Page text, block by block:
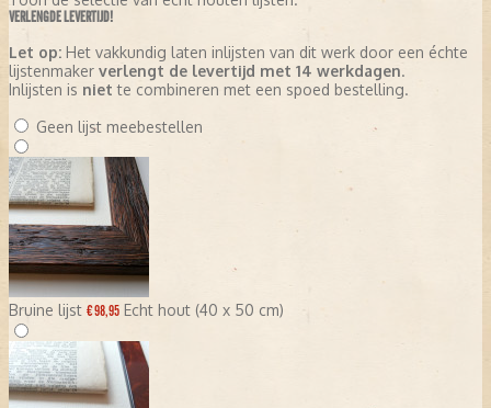
VERLENGDE LEVERTIJD!
Let op: Het vakkundig laten inlijsten van dit werk door een échte
lijstenmaker verlengt de levertijd met 14 werkdagen.
Inlijsten is niet te combineren met een spoed bestelling.
Geen lijst meebestellen
Bruine lijst € 98,95 Echt hout (40 x 50 cm)